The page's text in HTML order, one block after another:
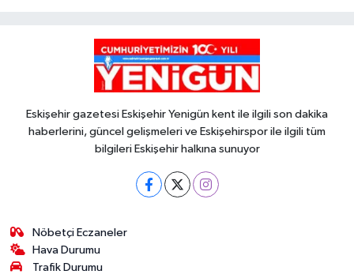
Eskişehir gazetesi Eskişehir Yenigün kent ile ilgili son dakika
haberlerini, güncel gelişmeleri ve Eskişehirspor ile ilgili tüm
bilgileri Eskişehir halkına sunuyor
Nöbetçi Eczaneler
Hava Durumu
Trafik Durumu